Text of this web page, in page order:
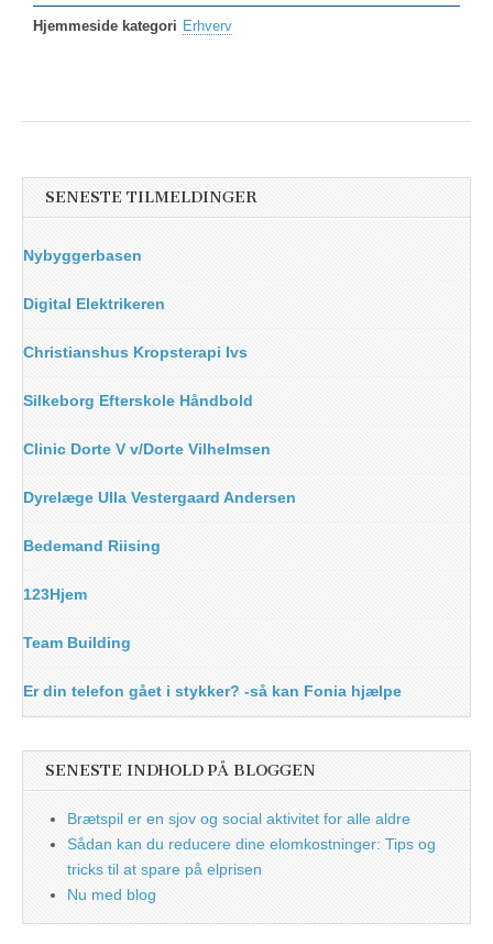
Hjemmeside kategori Erhverv
SENESTE TILMELDINGER
Nybyggerbasen
Digital Elektrikeren
Christianshus Kropsterapi Ivs
Silkeborg Efterskole Håndbold
Clinic Dorte V v/Dorte Vilhelmsen
Dyrelæge Ulla Vestergaard Andersen
Bedemand Riising
123Hjem
Team Building
Er din telefon gået i stykker? -så kan Fonia hjælpe
SENESTE INDHOLD PÅ BLOGGEN
Brætspil er en sjov og social aktivitet for alle aldre
Sådan kan du reducere dine elomkostninger: Tips og
tricks til at spare på elprisen
Nu med blog